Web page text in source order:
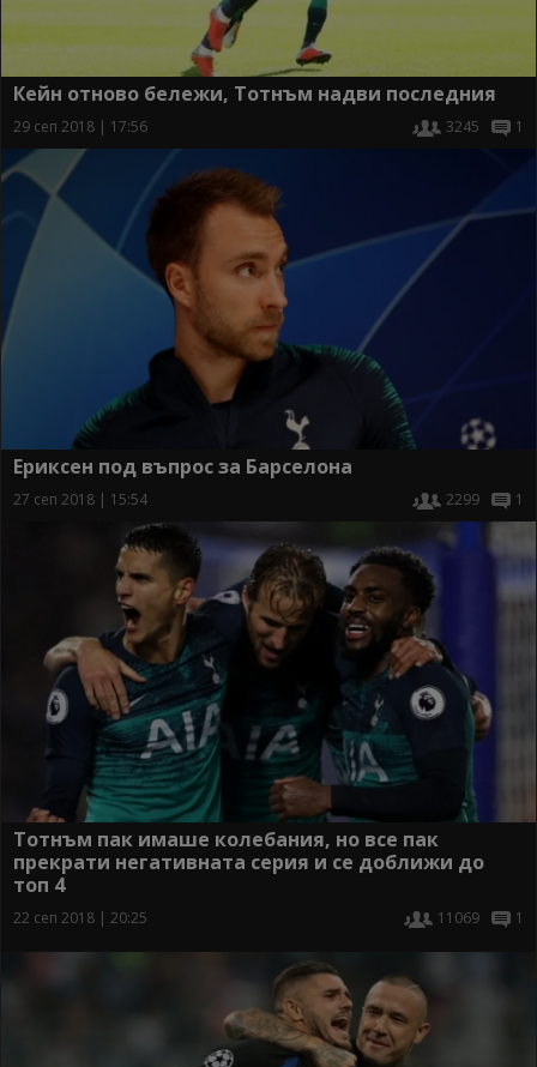
Кейн отново бележи, Тотнъм надви последния
29 сеп 2018 | 17:56 3245 1
Ериксен под въпрос за Барселона
27 сеп 2018 | 15:54 2299 1
Тотнъм пак имаше колебания, но все пак
прекрати негативната серия и се доближи до
топ 4
22 сеп 2018 | 20:25 11069 1